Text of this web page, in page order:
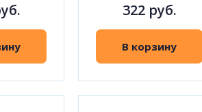
322 руб.
В корзину